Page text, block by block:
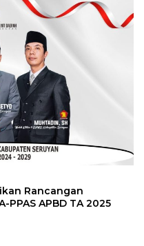
Rancangan
PPAS APBD TA 2025